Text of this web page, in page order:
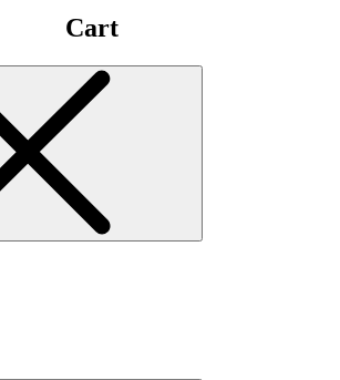
Cart